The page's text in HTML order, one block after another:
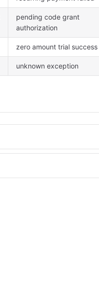
pending code grant
authorization
zero amount trial success
unknown exception